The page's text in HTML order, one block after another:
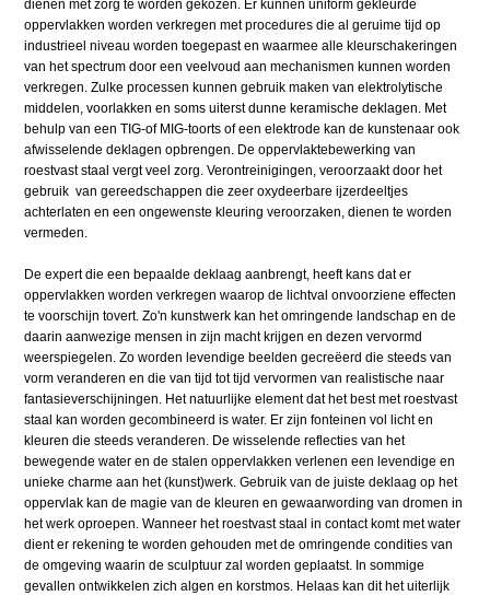
dienen met zorg te worden gekozen. Er kunnen uniform gekleurde
oppervlakken worden verkregen met procedures die al geruime tijd op
industrieel niveau worden toegepast en waarmee alle kleurschakeringen
van het spectrum door een veelvoud aan mechanismen kunnen worden
verkregen. Zulke processen kunnen gebruik maken van elektrolytische
middelen, voorlakken en soms uiterst dunne keramische deklagen. Met
behulp van een TIG-of MIG-toorts of een elektrode kan de kunstenaar ook
afwisselende deklagen opbrengen. De oppervlaktebewerking van
roestvast staal vergt veel zorg. Verontreinigingen, veroorzaakt door het
gebruik van gereedschappen die zeer oxydeerbare ijzerdeeltjes
achterlaten en een ongewenste kleuring veroorzaken, dienen te worden
vermeden.
De expert die een bepaalde deklaag aanbrengt, heeft kans dat er
oppervlakken worden verkregen waarop de lichtval onvoorziene effecten
te voorschijn tovert. Zo'n kunstwerk kan het omringende landschap en de
daarin aanwezige mensen in zijn macht krijgen en dezen vervormd
weerspiegelen. Zo worden levendige beelden gecreëerd die steeds van
vorm veranderen en die van tijd tot tijd vervormen van realistische naar
fantasieverschijningen. Het natuurlijke element dat het best met roestvast
staal kan worden gecombineerd is water. Er zijn fonteinen vol licht en
kleuren die steeds veranderen. De wisselende reflecties van het
bewegende water en de stalen oppervlakken verlenen een levendige en
unieke charme aan het (kunst)werk. Gebruik van de juiste deklaag op het
oppervlak kan de magie van de kleuren en gewaarwording van dromen in
het werk oproepen. Wanneer het roestvast staal in contact komt met water
dient er rekening te worden gehouden met de omringende condities van
de omgeving waarin de sculptuur zal worden geplaatst. In sommige
gevallen ontwikkelen zich algen en korstmos. Helaas kan dit het uiterlijk